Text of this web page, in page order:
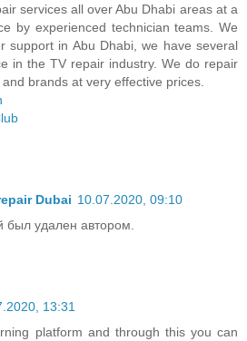
services all over Abu Dhabi areas at a
by experienced technician teams. We
support in Abu Dhabi, we have several
in the TV repair industry. We do repair
brands at very effective prices.
Dubai 10.07.2020, 09:10
был удален автором.
13:31
platform and through this you can